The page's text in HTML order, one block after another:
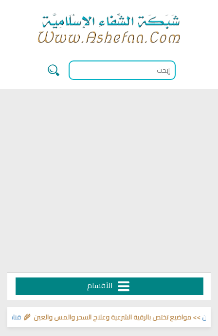
الأقسام
قناة وشفاءمواضيع تختص بالرقية الشرعية وعلاج السحر والمس والعين 🌾